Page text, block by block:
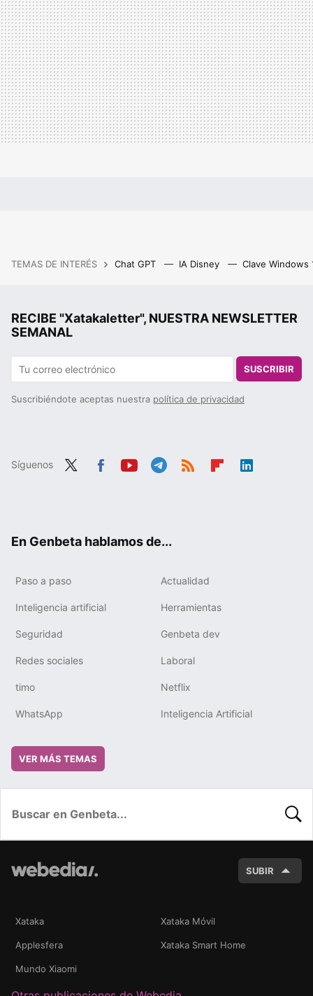
TEMAS DE INTERÉS Chat GPT IA Disney Clave Windows
RECIBE "Xatakaletter", NUESTRA NEWSLETTER
SEMANAL
SUSCRIBIR
Suscribiéndote aceptas nuestra política de privacidad
Síguenos
En Genbeta hablamos de...
Paso a paso Actualidad
Inteligencia artificial Herramientas
Seguridad Genbeta dev
Redes sociales Laboral
timo Netflix
WhatsApp Inteligencia Artificial
VER MÁS TEMAS
SUBIR
Xataka Xataka Móvil
Applesfera Xataka Smart Home
Mundo Xiaomi